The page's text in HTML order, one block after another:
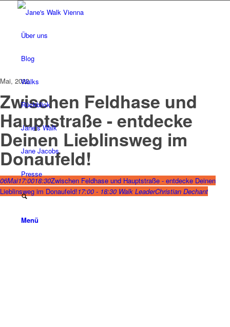
Über uns
Blog
Walks
Rückblick
Jane’s Walk
Jane Jacobs
Presse
Menü
Mai, 2022
Zwischen Feldhase und
Hauptstraße - entdecke
Deinen Lieblinsweg im
Donaufeld!
06Mai17:0018:30Zwischen Feldhase und Hauptstraße - entdecke Deinen
Lieblinsweg im Donaufeld!17:00 - 18:30 Walk LeaderChristian Dechant